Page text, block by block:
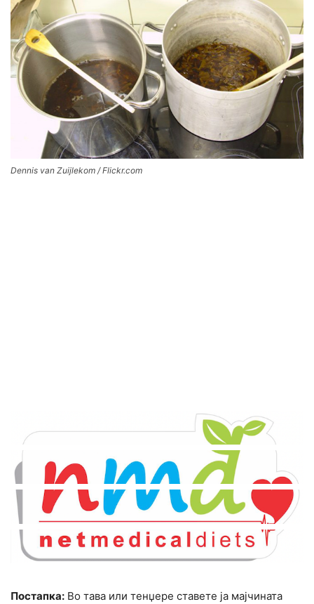
Dennis van Zuijlekom / Flickr.com
Постапка: Во тава или тенџере ставете ја мајчината